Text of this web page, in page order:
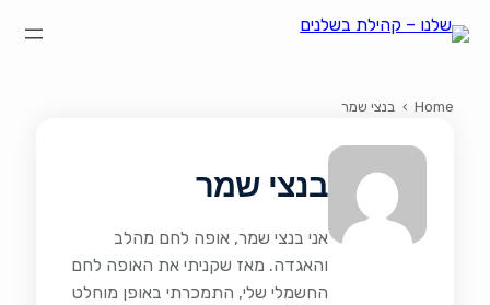
Home
› בנצי שמר
בנצי שמר
אני בנצי שמר, אופה לחם מהלב
והאגדה. מאז שקניתי את האופה לחם
החשמלי שלי, התמכרתי באופן מוחלט